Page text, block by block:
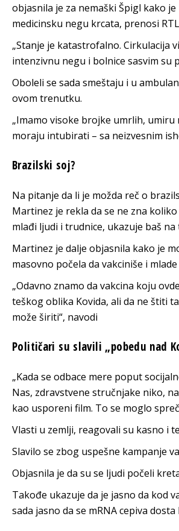
objasnila je za nemaški Špigl kako
medicinsku negu krcata, prenosi
„Stanje je katastrofalno. Cirkulacija
intenzivnu negu i bolnice sasvim su
Oboleli se sada smeštaju i u
ovom trenutku.
„Imamo visoke brojke umrlih, umiru
moraju intubirati – sa neizvesnim
Brazilski soj?
Na pitanje da li je možda reč o
Martinez je rekla da se ne zna
mlađi ljudi i trudnice, ukazuje baš na
Martinez je dalje objasnila kako je
masovno počela da vakciniše i
„Odavno znamo da vakcina koju
teškog oblika Kovida, ali da ne štiti
može širiti“, navodi
Političari su slavili „pobedu nad
„Kada se odbace mere poput
Nas, zdravstvene stručnjake niko,
kao usporeni film. To se moglo
Vlasti u zemlji, reagovali su kasno i
Slavilo se zbog uspešne kampanje
Objasnila je da su se ljudi počeli
Takođe ukazuje da je jasno da kod
sada jasno da se mRNA cepiva